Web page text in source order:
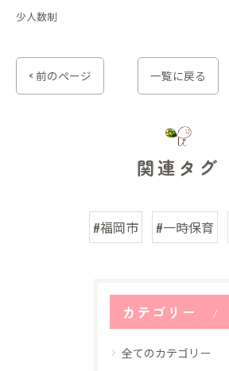
少人数制
< 前のページ 一覧に戻る
関連タグ
#福岡市 #一時保育
カテゴリー
全てのカテゴリー